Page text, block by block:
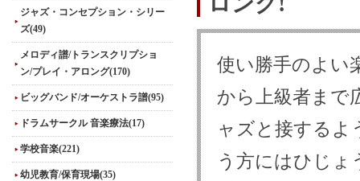
ジャズ・コンセプション・シリー
ズ(49)
メロディ譜/トランスクリプショ
ン/プレイ・アロング(170)
ビッグバンド/オーケストラ譜(95)
ドラムサークル 音楽療法(17)
学校音楽(221)
幼児教育/保育現場(35)
使い勝手のよい
から上級者まで
ャズと接するよ
う方にはひじょ